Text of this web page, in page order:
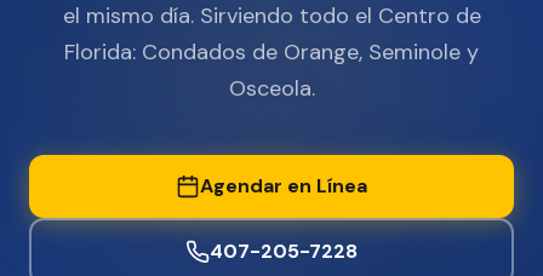
el mismo día. Sirviendo todo el Centro de
Florida: Condados de Orange, Seminole y
Osceola.
Agendar en Línea
407-205-7228